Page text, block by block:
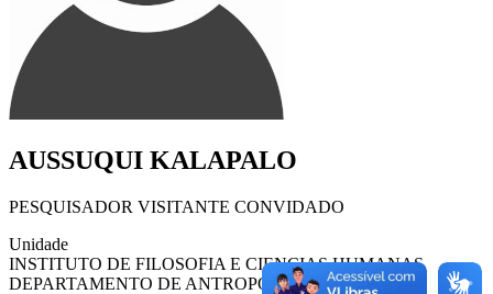
AUSSUQUI KALAPALO
PESQUISADOR VISITANTE CONVIDADO
Unidade
INSTITUTO DE FILOSOFIA E CIENCIAS HUMANAS
DEPARTAMENTO DE ANTROPOLOGIA